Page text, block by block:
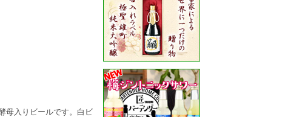
母入りビールです。白ビ